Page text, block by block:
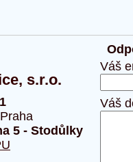
s.r.o.
5 - Stodůlky
Váš
Váš